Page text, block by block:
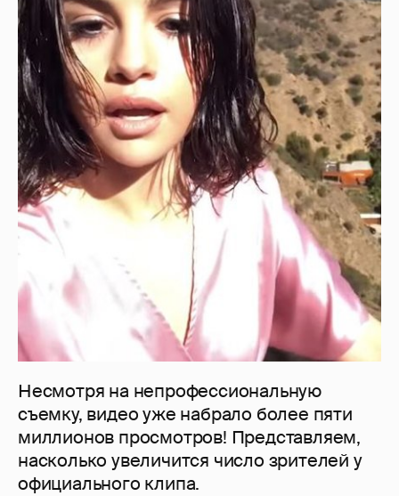
Несмотря на непрофессиональную
съемку, видео уже набрало более пяти
миллионов просмотров! Представляем,
насколько увеличится число зрителей у
официального клипа.